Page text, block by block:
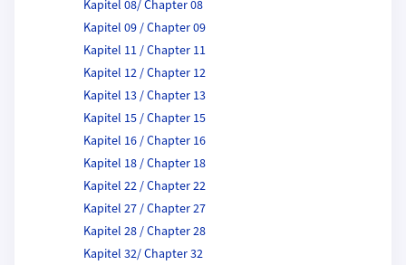
Kapitel 08/ Chapter 08
Kapitel 09 / Chapter 09
Kapitel 11 / Chapter 11
Kapitel 12 / Chapter 12
Kapitel 13 / Chapter 13
Kapitel 15 / Chapter 15
Kapitel 16 / Chapter 16
Kapitel 18 / Chapter 18
Kapitel 22 / Chapter 22
Kapitel 27 / Chapter 27
Kapitel 28 / Chapter 28
Kapitel 32/ Chapter 32